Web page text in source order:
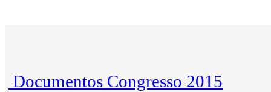
Documentos Congresso 2015